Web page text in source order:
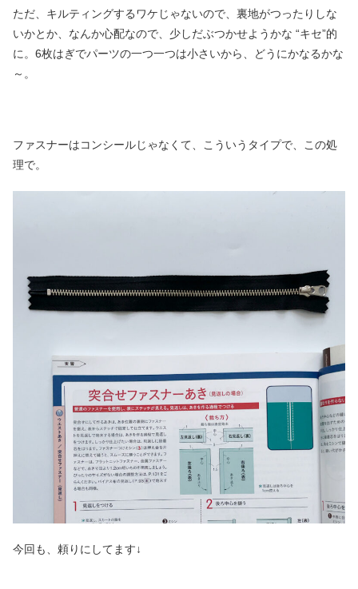
ただ、キルティングするワケじゃないので、裏地がつったりしな
いかとか、なんか心配なので、少しだぶつかせようかな “キセ”的
に。6枚はぎでパーツの一つ一つは小さいから、どうにかなるかな
～。
ファスナーはコンシールじゃなくて、こういうタイプで、この処
理で。
今回も、頼りにしてます↓